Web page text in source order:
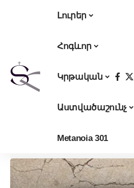
Լուրեր
Հոգևոր
Կրթական
Աստվածաշունչ
Metanoia 301